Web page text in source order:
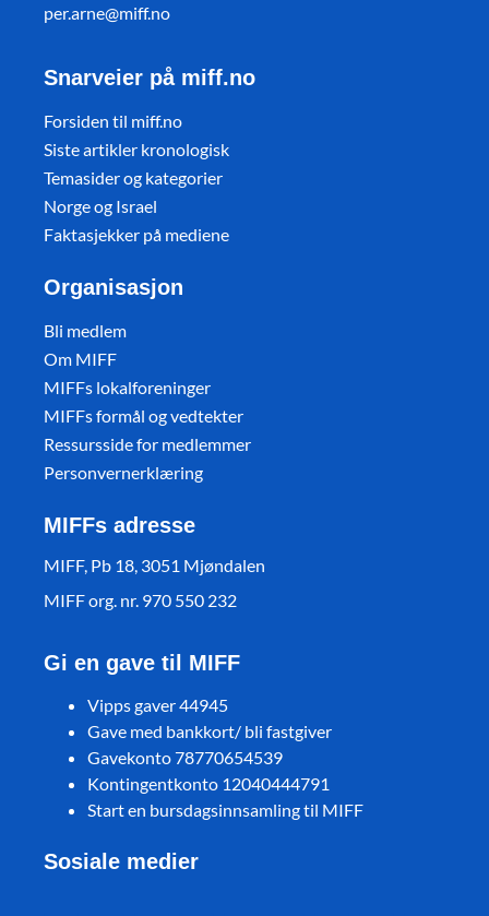
per.arne@miff.no
Snarveier på miff.no
Forsiden til miff.no
Siste artikler kronologisk
Temasider og kategorier
Norge og Israel
Faktasjekker på mediene
Organisasjon
Bli medlem
Om MIFF
MIFFs lokalforeninger
MIFFs formål og vedtekter
Ressursside for medlemmer
Personvernerklæring
MIFFs adresse
MIFF, Pb 18, 3051 Mjøndalen
MIFF org. nr. 970 550 232
Gi en gave til MIFF
Vipps gaver 44945
Gave med bankkort/ bli fastgiver
Gavekonto 78770654539
Kontingentkonto 12040444791
Start en bursdagsinnsamling til MIFF
Sosiale medier